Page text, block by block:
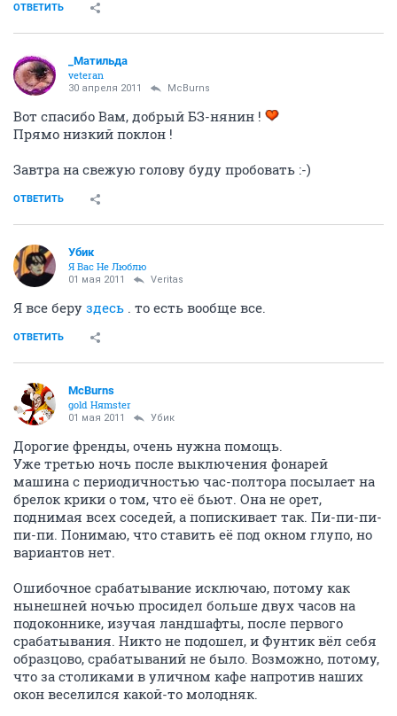
ОТВЕТИТЬ
_Матильда
veteran
30 апреля 2011 McBurns
Вот спасибо Вам, добрый БЗ-нянин !
Прямо низкий поклон !
Завтра на свежую голову буду пробовать :-)
ОТВЕТИТЬ
Убик
Я Вас Не Люблю
01 мая 2011 Veritas
Я все беру здесь . то есть вообще все.
ОТВЕТИТЬ
McBurns
gold Няmster
01 мая 2011 Убик
Дорогие френды, очень нужна помощь.
Уже третью ночь после выключения фонарей
машина с периодичностью час-полтора посылает на
брелок крики о том, что её бьют. Она не орет,
поднимая всех соседей, а попискивает так. Пи-пи-пи-
пи-пи. Понимаю, что ставить её под окном глупо, но
вариантов нет.
Ошибочное срабатывание исключаю, потому как
нынешней ночью просидел больше двух часов на
подоконнике, изучая ландшафты, после первого
срабатывания. Никто не подошел, и Фунтик вёл себя
образцово, срабатываний не было. Возможно, потому,
что за столиками в уличном кафе напротив наших
окон веселился какой-то молодняк.